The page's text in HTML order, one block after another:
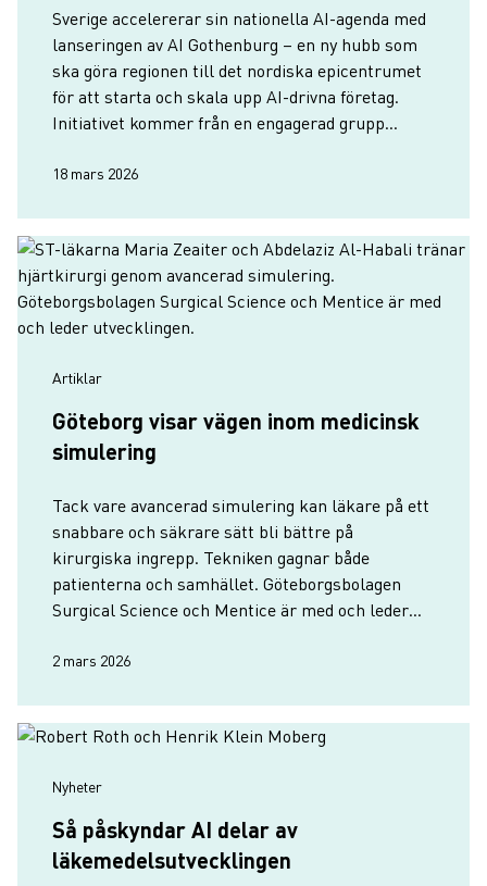
Sverige accelererar sin nationella AI-agenda med
lanseringen av AI Gothenburg – en ny hubb som
ska göra regionen till det nordiska epicentrumet
för att starta och skala upp AI-drivna företag.
Initiativet kommer från en engagerad grupp
på Business Region…
18 mars 2026
Artiklar
Göteborg visar vägen inom medicinsk
simulering
Tack vare avancerad simulering kan läkare på ett
snabbare och säkrare sätt bli bättre på
kirurgiska ingrepp. Tekniken gagnar både
patienterna och samhället. Göteborgsbolagen
Surgical Science och Mentice är med och leder
2 mars 2026
Nyheter
Så påskyndar AI delar av
läkemedelsutvecklingen